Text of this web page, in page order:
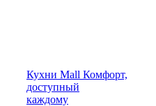
Кухни Mall Комфорт,
доступный
каждому